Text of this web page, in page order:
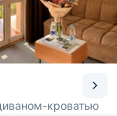
кроватью